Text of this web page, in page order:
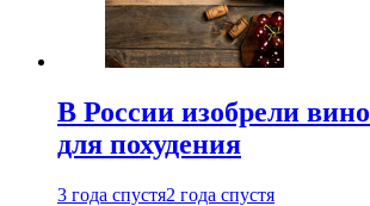
В России изобрели вино
для похудения
3 года спустя2 года спустя